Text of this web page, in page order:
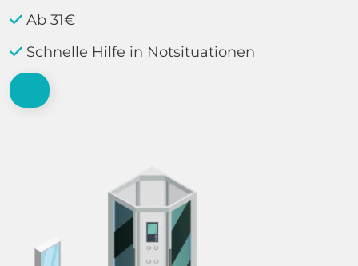
Ab 31€
Schnelle Hilfe in Notsituationen